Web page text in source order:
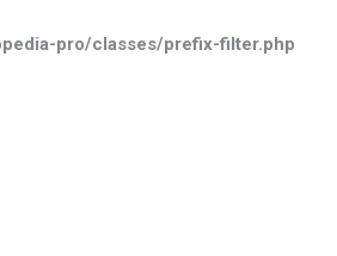
pro/classes/prefix-filter.php